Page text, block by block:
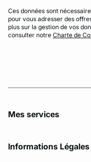
Ces données sont
pour vous adresser des
plus sur la gestion de vos
consulter notre Charte de
Mes services
Informations Légales